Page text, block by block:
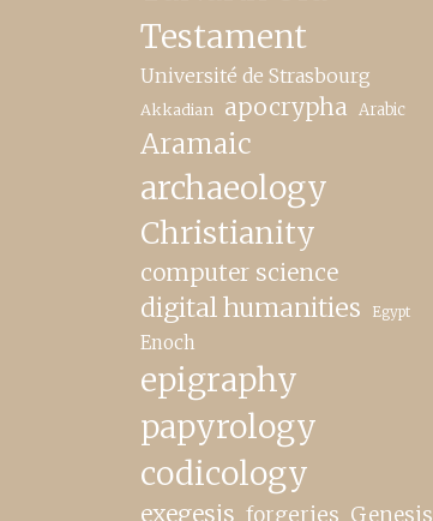
Testament
Université de Strasbourg
Akkadian apocrypha Arabic
Aramaic
archaeology
Christianity
computer science
digital humanities Egypt
Enoch
epigraphy
papyrology
codicology
exegesis forgeries Genesis